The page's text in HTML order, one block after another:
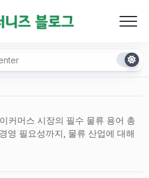
커머스 시장의 필수 물류 용어 총
영 필요성까지, 물류 산업에 대해